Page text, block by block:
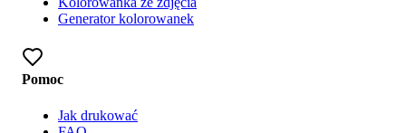
Generator kolorowanek
Pomoc
Jak drukować